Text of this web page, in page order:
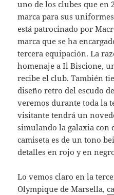
uno de los clubes que en
marca para sus
está patrocinado por
marca que se ha
tercera equipación. La
homenaje a Il Biscione,
recibe el club. También
diseño retro del escudo
veremos durante toda la
visitante tendrá un
simulando la galaxia con
camiseta es de un tono
detalles en rojo y en
Lo vemos claro en la
Olympique de Marsella,